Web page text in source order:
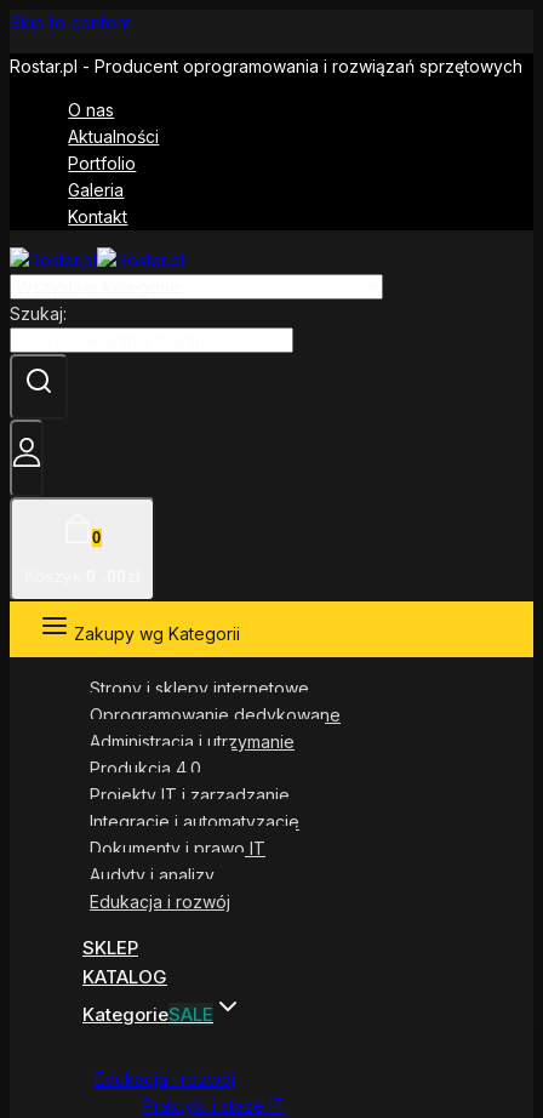
Skip to content
Rostar.pl - Producent oprogramowania i rozwiązań sprzętowych
O nas
Aktualności
Portfolio
Galeria
Kontakt
Szukaj:
0
Zakupy wg Kategorii
Strony i sklepy internetowe
Oprogramowanie dedykowane
Administracja i utrzymanie
Produkcja 4.0
Projekty IT i zarządzanie
Integracje i automatyzacje
Dokumenty i prawo IT
Audyty i analizy
Edukacja i rozwój
SKLEP
KATALOG
KategorieSALE
Edukacja i rozwój
Praktyki i staże IT